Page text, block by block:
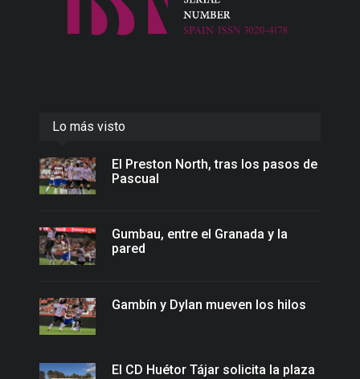
Lo más visto
El Preston North, tras los pasos de
Pascual
Gumbau, entre el Granada y la
pared
Gambín y Dylan mueven los hilos
El CD Huétor Tájar solicita la plaza